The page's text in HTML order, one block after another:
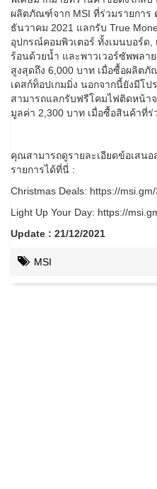
ผลิตภัณฑ์จาก MSI ที่ร่วมรายการ
ธันวาคม 2021 แลกรับ True
อุปกรณ์คอมพิวเตอร์ ทั้งเมนบอร์ด,
ร้อนด้วยน้ำ และพาวเวอร์ซัพพลา
สูงสุดถึง 6,000 บาท เมื่อซื้อผลิต
เดสก์ท็อปเกมมิ่ง นอกจากนี้ยังมีโป
สามารถแลกรับฟรีโคมไฟติดหน้า
มูลค่า 2,300 บาท เมื่อซื้อสินค้าที่ร่
คุณสามารถดูรายละเอียดข้อเสน
รายการได้ที่นี่ :
Christmas Deals: https://
Light Up Your Day: https://
Update : 21/12/2021
MSI